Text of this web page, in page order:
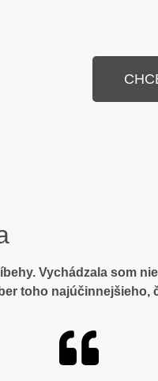
Vychádzala som
toho